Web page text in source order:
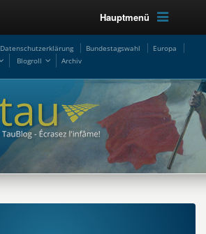
Hauptmenü
Datenschutzerklärung Bundestagswahl
Europa
Blogroll Archiv